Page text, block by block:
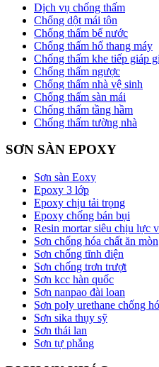
Dịch vụ chống thấm
Chống dột mái tôn
Chống thấm bể nước
Chống thấm hố thang máy
Chống thấm khe tiếp giáp
Chống thấm ngược
Chống thấm nhà vệ sinh
Chống thấm sàn mái
Chống thấm tầng hầm
Chống thấm tường nhà
SƠN SÀN EPOXY
Sơn sàn Eoxy
Epoxy 3 lớp
Epoxy chịu tải trọng
Epoxy chống bán bụi
Resin mortar siêu chịu lực
Sơn chống hóa chất ăn mòn
Sơn chống tĩnh điện
Sơn chống trơn trượt
Sơn kcc hàn quốc
Sơn nanpao đài loan
Sơn poly urethane chống
Sơn sika thụy sỹ
Sơn thái lan
Sơn tự phẳng